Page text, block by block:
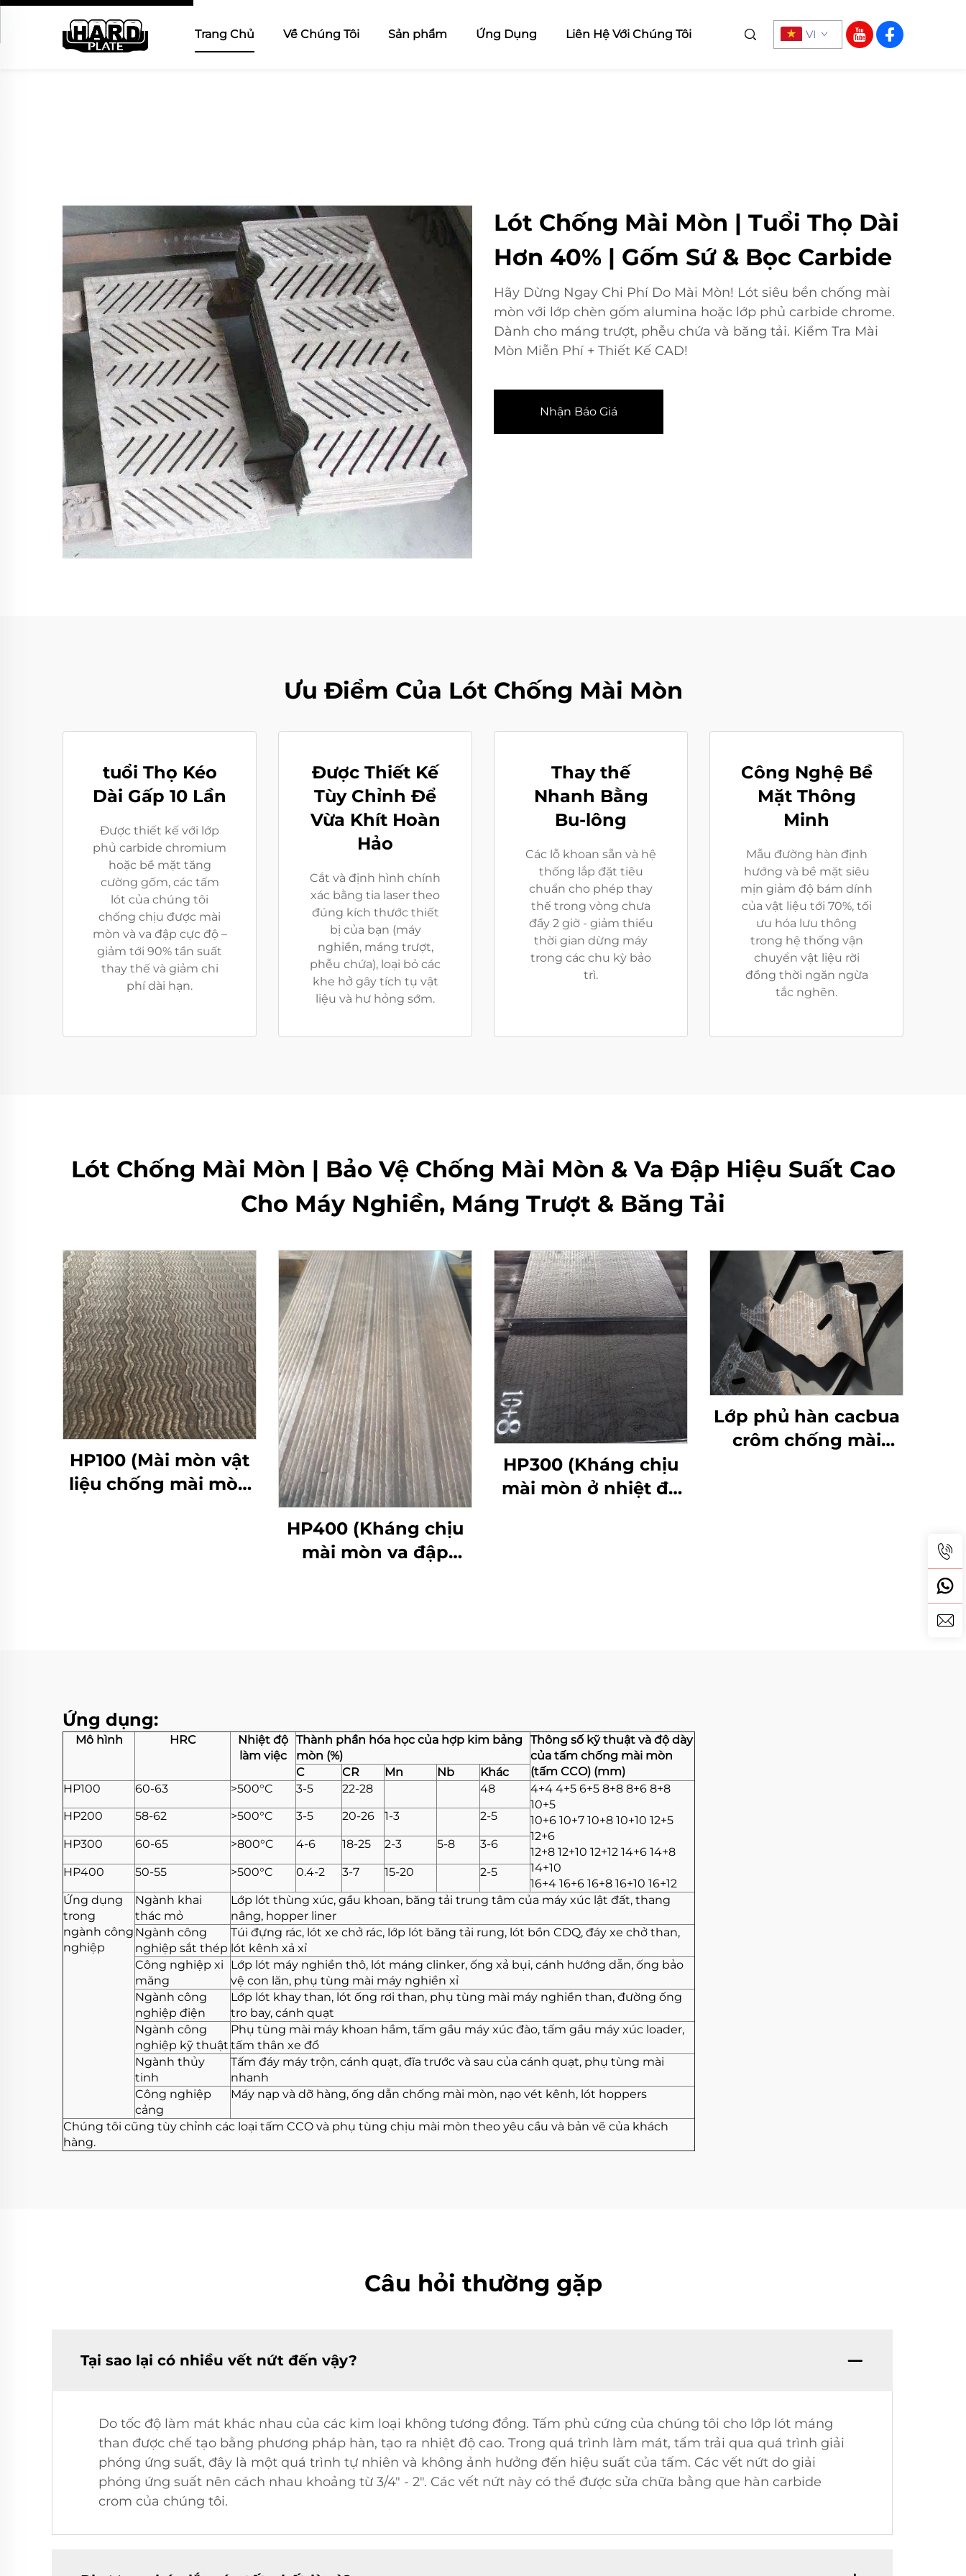
Trang Chủ Về Chúng Tôi Sản phẩm Ứng Dụng Liên Hệ Với Chúng Tôi VI
Lót Chống Mài Mòn | Tuổi Thọ Dài
Hơn 40% | Gốm Sứ & Bọc Carbide
Hãy Dừng Ngay Chi Phí Do Mài Mòn! Lót siêu bền chống mài
mòn với lớp chèn gốm alumina hoặc lớp phủ carbide chrome.
Dành cho máng trượt, phễu chứa và băng tải. Kiểm Tra Mài
Mòn Miễn Phí + Thiết Kế CAD!
Nhận Báo Giá
Ưu Điểm Của Lót Chống Mài Mòn
tuổi Thọ Kéo
Dài Gấp 10 Lần
Được thiết kế với lớp
phủ carbide chromium
hoặc bề mặt tăng
cường gốm, các tấm
lót của chúng tôi
chống chịu được mài
mòn và va đập cực độ –
giảm tới 90% tần suất
thay thế và giảm chi
phí dài hạn.
Được Thiết Kế
Tùy Chỉnh Để
Vừa Khít Hoàn
Hảo
Cắt và định hình chính
xác bằng tia laser theo
đúng kích thước thiết
bị của bạn (máy
nghiền, máng trượt,
phễu chứa), loại bỏ các
khe hở gây tích tụ vật
liệu và hư hỏng sớm.
Thay thế
Nhanh Bằng
Bu-lông
Các lỗ khoan sẵn và hệ
thống lắp đặt tiêu
chuẩn cho phép thay
thế trong vòng chưa
đầy 2 giờ - giảm thiểu
thời gian dừng máy
trong các chu kỳ bảo
trì.
Công Nghệ Bề
Mặt Thông
Minh
Mẫu đường hàn định
hướng và bề mặt siêu
mịn giảm độ bám dính
của vật liệu tới 70%, tối
ưu hóa lưu thông
trong hệ thống vận
chuyển vật liệu rời
đồng thời ngăn ngừa
tắc nghẽn.
Lót Chống Mài Mòn | Bảo Vệ Chống Mài Mòn & Va Đập Hiệu Suất Cao
Cho Máy Nghiền, Máng Trượt & Băng Tải
HP100 (Mài mòn vật
liệu chống mài mòn
HP400 (Kháng chịu
mài mòn va đập
HP300 (Kháng chịu
mài mòn ở nhiệt độ
Lớp phủ hàn cacbua
crôm chống mài
Ứng dụng:
Mô hình HRC
Nhiệt độ
làm việc
Thành phần hóa học của hợp kim bảng
mòn (%)
Thông số kỹ thuật và độ dày
của tấm chống mài mòn
(tấm CCO) (mm)
C CR Mn Nb
Khác
HP100
60-63 >500°C 3-5 22-28 48
4+4 4+5 6+5 8+8 8+6 8+8
10+5
10+6 10+7 10+8 10+10 12+5
12+6
12+8 12+10 12+12 14+6 14+8
14+10
16+4 16+6 16+8 16+10 16+12
HP200 58-62 >500°C 3-5 20-26 1-3 2-5
HP300 60-65 >800°C 4-6 18-25 2-3 5-8 3-6
HP400 50-55 >500°C 0.4-2 3-7 15-20 2-5
Ứng dụng
trong
ngành công
nghiệp
Ngành khai
thác mỏ
Lớp lót thùng xúc, gầu khoan, băng tải trung tâm của máy xúc lật đất, thang
nâng, hopper liner
Ngành công
nghiệp sắt thép
Túi đựng rác, lót xe chở rác, lớp lót băng tải rung, lót bồn CDQ, đáy xe chở than,
lót kênh xả xỉ
Công nghiệp xi
măng
Lớp lót máy nghiền thô, lót máng clinker, ống xả bụi, cánh hướng dẫn, ống bảo
vệ con lăn, phụ tùng mài máy nghiền xỉ
Ngành công
nghiệp điện
Lớp lót khay than, lót ống rơi than, phụ tùng mài máy nghiền than, đường ống
tro bay, cánh quạt
Ngành công
nghiệp kỹ thuật
Phụ tùng mài máy khoan hầm, tấm gầu máy xúc đào, tấm gầu máy xúc loader,
tấm thân xe đổ
Ngành thủy
tinh
Tấm đáy máy trộn, cánh quạt, đĩa trước và sau của cánh quạt, phụ tùng mài
nhanh
Công nghiệp
cảng
Máy nạp và dỡ hàng, ống dẫn chống mài mòn, nạo vét kênh, lót hoppers
Chúng tôi cũng tùy chỉnh các loại tấm CCO và phụ tùng chịu mài mòn theo yêu cầu và bản vẽ của khách
hàng.
Câu hỏi thường gặp
Tại sao lại có nhiều vết nứt đến vậy?
Do tốc độ làm mát khác nhau của các kim loại không tương đồng. Tấm phủ cứng của chúng tôi cho lớp lót máng
than được chế tạo bằng phương pháp hàn, tạo ra nhiệt độ cao. Trong quá trình làm mát, tấm trải qua quá trình giải
phóng ứng suất, đây là một quá trình tự nhiên và không ảnh hưởng đến hiệu suất của tấm. Các vết nứt do giải
phóng ứng suất nên cách nhau khoảng từ 3/4" - 2". Các vết nứt này có thể được sửa chữa bằng que hàn carbide
crom của chúng tôi.